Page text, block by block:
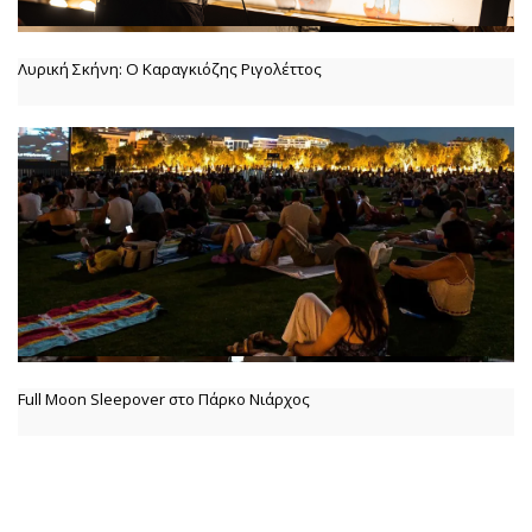
Λυρική Σκήνη: Ο Καραγκιόζης Ριγολέττος
Full Moon Sleepover στο Πάρκο Νιάρχος